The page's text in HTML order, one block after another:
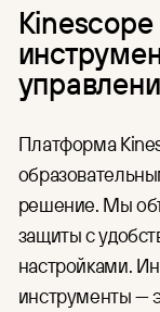
Платформа
решение. Мы
защиты с
настройками.
инструменты —